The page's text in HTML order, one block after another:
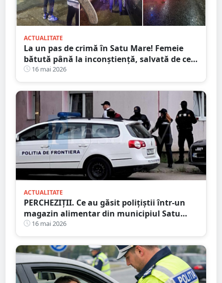
ACTUALITATE
La un pas de crimă în Satu Mare! Femeie
bătută până la inconștiență, salvată de cei
4 copilași
16 mai 2026
ACTUALITATE
PERCHEZIȚII. Ce au găsit polițiștii într-un
magazin alimentar din municipiul Satu
Mare
16 mai 2026